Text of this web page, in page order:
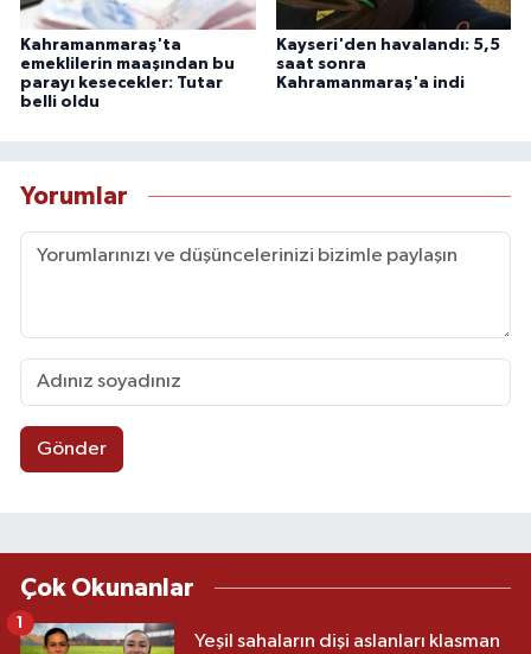
Kahramanmaraş'ta
emeklilerin maaşından bu
parayı kesecekler: Tutar
belli oldu
Kayseri'den havalandı: 5,5
saat sonra
Kahramanmaraş'a indi
Yorumlar
Gönder
Çok Okunanlar
Yeşil sahaların dişi aslanları klasman
1